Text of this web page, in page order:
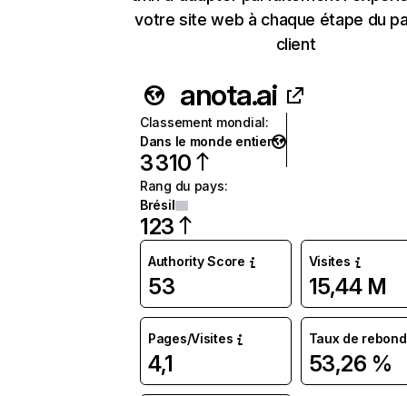
votre site web à chaque étape du
client
anota.ai
Classement mondial:
Dans le monde entier
3 310
Rang du pays:
Brésil
123
Authority Score
53
Visites
15,44 M
Pages/Visites
4,1
Taux de rebond
53,26 %